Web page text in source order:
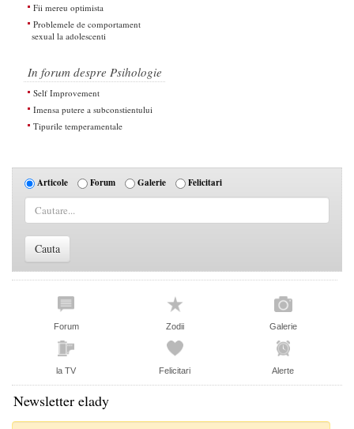
Fii mereu optimista
Problemele de comportament
sexual la adolescenti
In forum despre Psihologie
Self Improvement
Imensa putere a subconstientului
Tipurile temperamentale
Articole Forum Galerie Felicitari
Forum Zodii Galerie
la TV Felicitari Alerte
Newsletter elady